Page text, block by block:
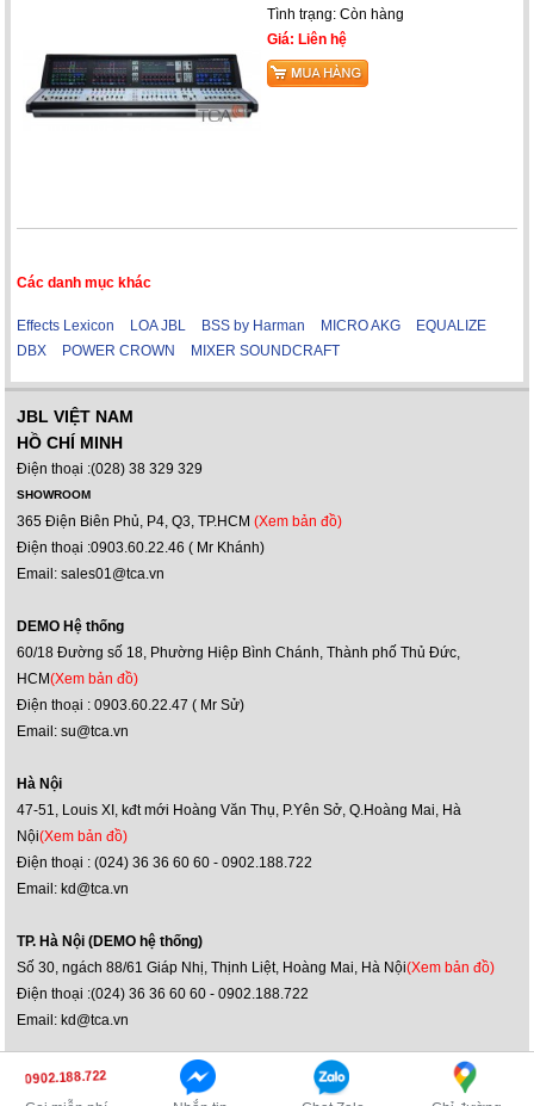
Tình trạng: Còn hàng
Giá: Liên hệ
Các danh mục khác
Effects Lexicon LOA JBL BSS by Harman MICRO AKG
EQUALIZE
DBX
POWER CROWN MIXER SOUNDCRAFT
JBL VIỆT NAM
HỒ CHÍ MINH
Điện thoại :(028) 38 329 329
SHOWROOM
365 Điện Biên Phủ, P4, Q3, TP.HCM(Xem bản đồ)
Điện thoại :0903.60.22.46 ( Mr Khánh)
Email: sales01@tca.vn
DEMO Hệ thống
60/18 Đường số 18, Phường Hiệp Bình Chánh, Thành phố Thủ Đức,
HCM(Xem bản đồ)
Điện thoại : 0903.60.22.47 ( Mr Sử)
Email: su@tca.vn
Hà Nội
47-51, Louis XI, kđt mới Hoàng Văn Thụ, P.Yên Sở, Q.Hoàng Mai, Hà
Nội(Xem bản đồ)
Điện thoại : (024) 36 36 60 60 - 0902.188.722
Email: kd@tca.vn
TP. Hà Nội (DEMO hệ thống)
Số 30, ngách 88/61 Giáp Nhị, Thịnh Liệt, Hoàng Mai, Hà Nội(Xem bản đồ)
Điện thoại :(024) 36 36 60 60 - 0902.188.722
Email: kd@tca.vn
Bản quyền ©2014 JBL Việt Nam
Truy cập phiên bản máy tính
0902.188.722